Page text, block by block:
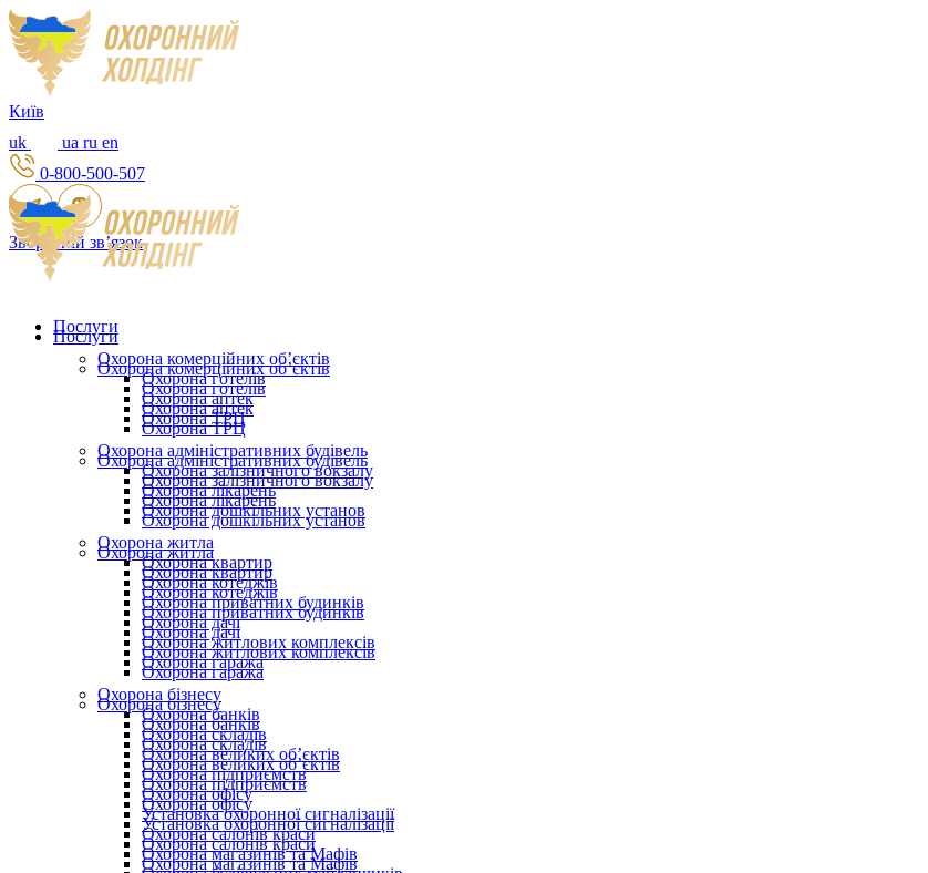
Київ
uk
ua ru en
0-800-500-507
Зворотній зв’язок
Послуги
Охорона комерційних об’єктів
Охорона готелів
Охорона аптек
Охорона ТРЦ
Охорона адміністративних будівель
Охорона залізничного вокзалу
Охорона лікарень
Охорона дошкільних установ
Охорона житла
Охорона квартир
Охорона котеджів
Охорона приватних будинків
Охорона дачі
Охорона житлових комплексів
Охорона гаража
Охорона бізнесу
Охорона банків
Охорона складів
Охорона великих об’єктів
Охорона підприємств
Охорона офісу
Установка охоронної сигналізації
Охорона салонів краси
Охорона магазинів та Мафів
Послуги
Охорона комерційних об’єктів
Охорона готелів
Охорона аптек
Охорона ТРЦ
Охорона адміністративних будівель
Охорона залізничного вокзалу
Охорона лікарень
Охорона дошкільних установ
Охорона житла
Охорона квартир
Охорона котеджів
Охорона приватних будинків
Охорона дачі
Охорона житлових комплексів
Охорона гаража
Охорона бізнесу
Охорона банків
Охорона складів
Охорона великих об’єктів
Охорона підприємств
Охорона офісу
Установка охоронної сигналізації
Охорона салонів краси
Охорона магазинів та Мафів